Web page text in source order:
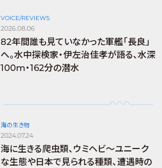
VOICE/REVIEWS
2026.08.06
82年間誰も見ていなかった軍艦「長良」
へ。水中探検家・伊左治佳孝が語る、水深
100m・162分の潜水
海の生き物
2024.07.24
海に生きる爬虫類、ウミヘビ～ユニーク
な生態や日本で見られる種類、遭遇時の